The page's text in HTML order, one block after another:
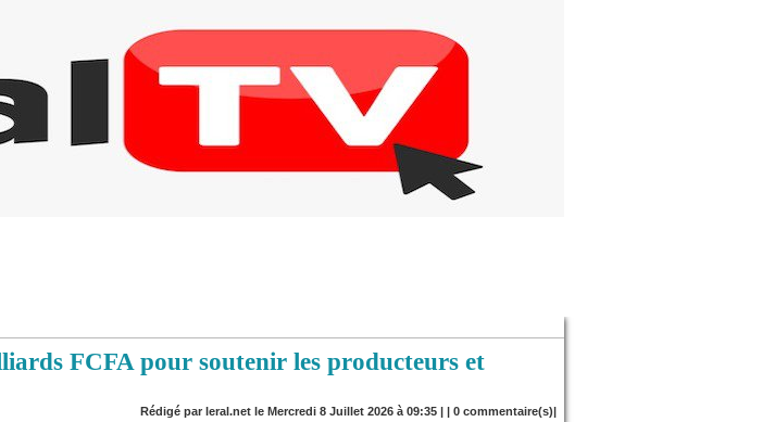
FCFA pour soutenir les producteurs et
Rédigé par leral.net le Mercredi 8 Juillet 2026 à 09:35 | | 0 commentaire(s)|